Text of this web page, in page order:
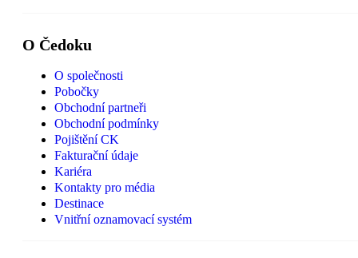
O Čedoku
O společnosti
Pobočky
Obchodní partneři
Obchodní podmínky
Pojištění CK
Fakturační údaje
Kariéra
Kontakty pro média
Destinace
Vnitřní oznamovací systém